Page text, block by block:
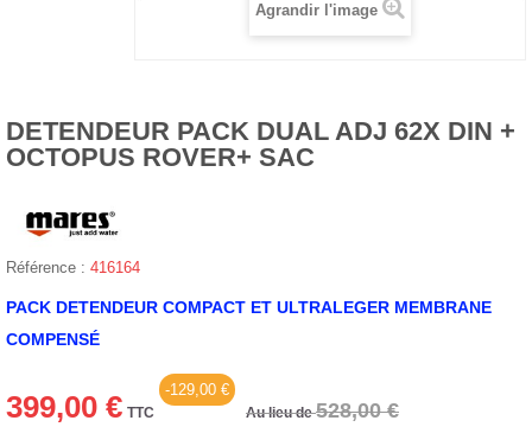
Agrandir l'image
DETENDEUR PACK DUAL ADJ 62X DIN +
OCTOPUS ROVER+ SAC
Référence : 416164
PACK DETENDEUR COMPACT ET ULTRALEGER MEMBRANE
COMPENSÉ
399,00 € TTC
-129,00 €
Au lieu de528,00 €